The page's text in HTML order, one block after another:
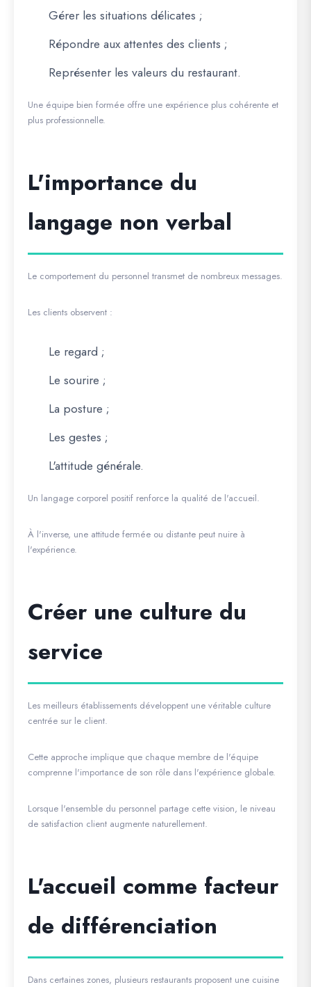
Gérer les situations délicates ;
Répondre aux attentes des clients ;
Représenter les valeurs du restaurant.
Une équipe bien formée offre une expérience plus cohérente et
plus professionnelle.
L'importance du
langage non verbal
Le comportement du personnel transmet de nombreux messages.
Les clients observent :
Le regard ;
Le sourire ;
La posture ;
Les gestes ;
L'attitude générale.
Un langage corporel positif renforce la qualité de l'accueil.
À l'inverse, une attitude fermée ou distante peut nuire à
l'expérience.
Créer une culture du
service
Les meilleurs établissements développent une véritable culture
centrée sur le client.
Cette approche implique que chaque membre de l'équipe
comprenne l'importance de son rôle dans l'expérience globale.
Lorsque l'ensemble du personnel partage cette vision, le niveau
de satisfaction client augmente naturellement.
L'accueil comme facteur
de différenciation
Dans certaines zones, plusieurs restaurants proposent une cuisine